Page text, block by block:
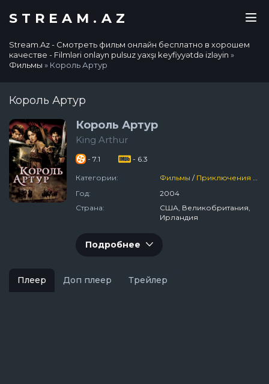
STREAM.AZ
Stream.Az - Смотреть фильм онлайн бесплатно в хорошем
качестве - Filmləri onlayn pulsuz yaxşı keyfiyyətdə izləyin »
Фильмы » Король Артур
Король Артур
Король Артур
King Arthur
- 7.1 - 6.3
Категории: Фильмы / Приключения /
Год:
2004
Страна:
США, Великобритания,
Ирландия
Подробнее
Плеер Доп плеер Трейлер